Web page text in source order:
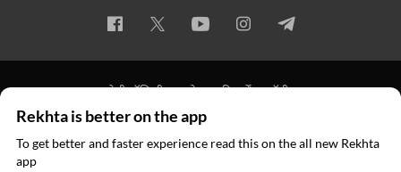
प्राइवेसी पॉलिसी इस्तेमाल की शर्तें कॉपीराइट
© 2026 Rekhta™ Foundation. All rights reserved.
Rekhta is better on the app
To get better and faster experience read this on the all new Rekhta
app